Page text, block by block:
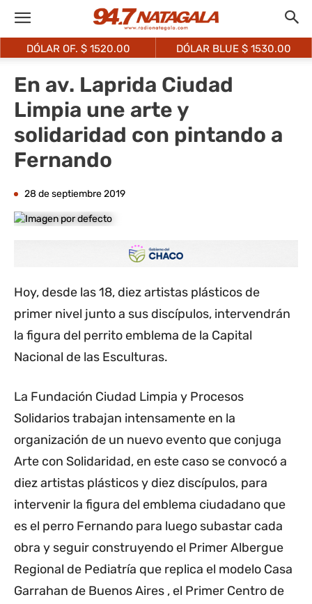
DÓLAR OF. $ 1520.00 DÓLAR BLUE $ 1530.00
En av. Laprida Ciudad
Limpia une arte y
solidaridad con pintando a
Fernando
28 de septiembre 2019
Hoy, desde las 18, diez artistas plásticos de
primer nivel junto a sus discípulos, intervendrán
la figura del perrito emblema de la Capital
Nacional de las Esculturas.
La Fundación Ciudad Limpia y Procesos
Solidarios trabajan intensamente en la
organización de un nuevo evento que conjuga
Arte con Solidaridad, en este caso se convocó a
diez artistas plásticos y diez discípulos, para
intervenir la figura del emblema ciudadano que
es el perro Fernando para luego subastar cada
obra y seguir construyendo el Primer Albergue
Regional de Pediatría que replica el modelo Casa
Garrahan de Buenos Aires , el Primer Centro de